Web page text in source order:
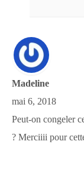
Madeline
mai 6, 2018
Peut-on congeler
? Merciiii pour